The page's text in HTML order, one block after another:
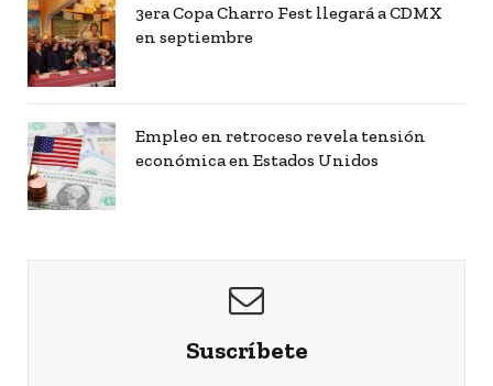
3era Copa Charro Fest llegará a CDMX
en septiembre
Empleo en retroceso revela tensión
económica en Estados Unidos
Suscríbete